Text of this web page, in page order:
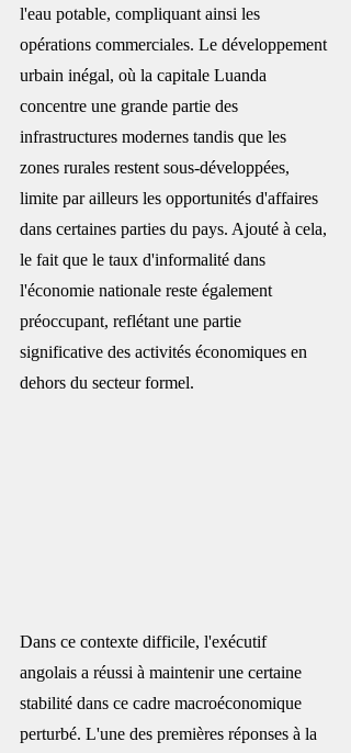
l'eau potable, compliquant ainsi les
opérations commerciales. Le développement
urbain inégal, où la capitale Luanda
concentre une grande partie des
infrastructures modernes tandis que les
zones rurales restent sous-développées,
limite par ailleurs les opportunités d'affaires
dans certaines parties du pays. Ajouté à cela,
le fait que le taux d'informalité dans
l'économie nationale reste également
préoccupant, reflétant une partie
significative des activités économiques en
dehors du secteur formel.
Dans ce contexte difficile, l'exécutif
angolais a réussi à maintenir une certaine
stabilité dans ce cadre macroéconomique
perturbé. L'une des premières réponses à la